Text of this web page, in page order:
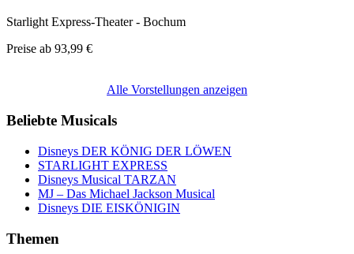
Starlight Express-Theater - Bochum
Preise ab 93,99 €
Alle Vorstellungen anzeigen
Beliebte Musicals
Disneys DER KÖNIG DER LÖWEN
STARLIGHT EXPRESS
Disneys Musical TARZAN
MJ – Das Michael Jackson Musical
Disneys DIE EISKÖNIGIN
Themen